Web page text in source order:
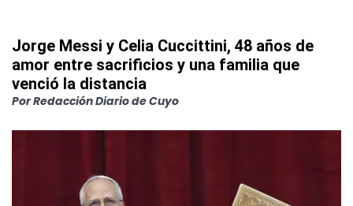
Jorge Messi y Celia Cuccittini, 48 años de
amor entre sacrificios y una familia que
venció la distancia
PorRedacción Diario de Cuyo